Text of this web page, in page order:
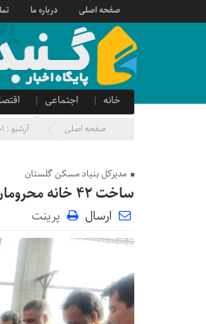
صفحه اصلی درباره ما
خانه اجتماعی
صدای شهروند
آگهی صفحه اصلی آرشیو :
مدیرکل بنیاد مسکن گلستان
ساخت ۴۲ خانه محرومان در گنبدکاووس آغاز شد
ارسال پرینت